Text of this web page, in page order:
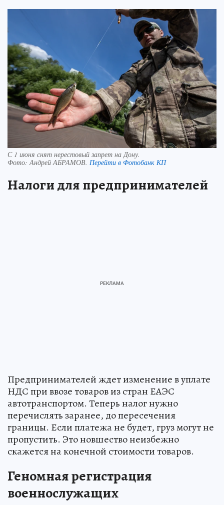
С 1 июня снят нерестовый запрет на Дону.
Фото:Андрей АБРАМОВ. Перейти в Фотобанк КП
Налоги для предпринимателей
Предпринимателей ждет изменение в уплате
НДС при ввозе товаров из стран ЕАЭС
автотранспортом. Теперь налог нужно
перечислять заранее, до пересечения
границы. Если платежа не будет, груз могут не
пропустить. Это новшество неизбежно
скажется на конечной стоимости товаров.
Геномная регистрация
военнослужащих